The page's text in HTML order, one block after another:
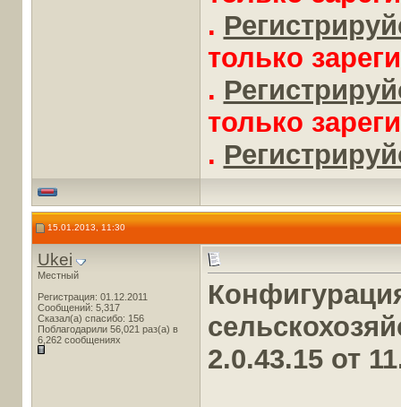
.
только
.
только
.
15.01.2013, 11:30
Ukei
Местный
Регистрация: 01.12.2011
Сообщений: 5,317
Сказал(а) спасибо: 156
Поблагодарили 56,021 раз(а) в
6,262 сообщениях
2.0.43.15 от